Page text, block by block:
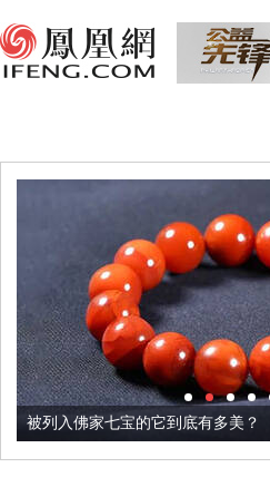
被列入佛家七宝的它到底有多美？